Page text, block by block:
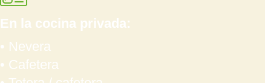
En la cocina privada:
• Nevera
• Cafetera